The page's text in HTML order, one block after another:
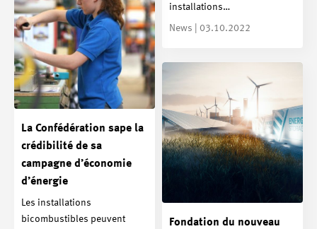
installations…
News | 03.10.2022
La Confédération sape la
crédibilité de sa
campagne d’économie
d’énergie
Les installations
bicombustibles peuvent
Fondation du nouveau